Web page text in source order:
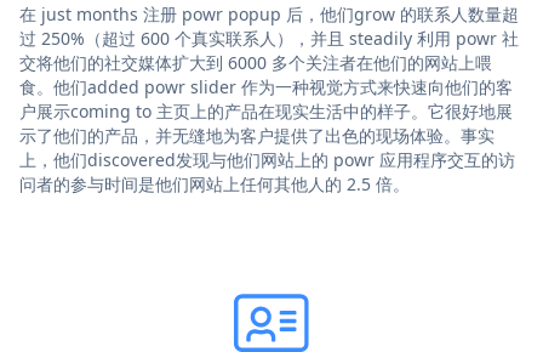
在 just months 注册 powr popup 后，他们grow 的联系人数量超
过 250%（超过 600 个真实联系人），并且 steadily 利用 powr 社
交将他们的社交媒体扩大到 6000 多个关注者在他们的网站上喂
食。他们added powr slider 作为一种视觉方式来快速向他们的客
户展示coming to 主页上的产品在现实生活中的样子。它很好地展
示了他们的产品，并无缝地为客户提供了出色的现场体验。事实
上，他们discovered发现与他们网站上的 powr 应用程序交互的访
问者的参与时间是他们网站上任何其他人的 2.5 倍。